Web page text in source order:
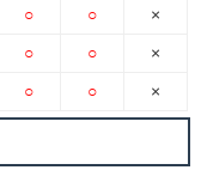
○
○
○
○
○
○
×
×
×